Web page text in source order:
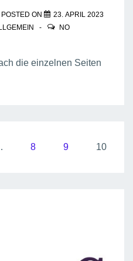
POSTED ON
23. APRIL 2023
NO
die einzelnen Seiten
8 9 10